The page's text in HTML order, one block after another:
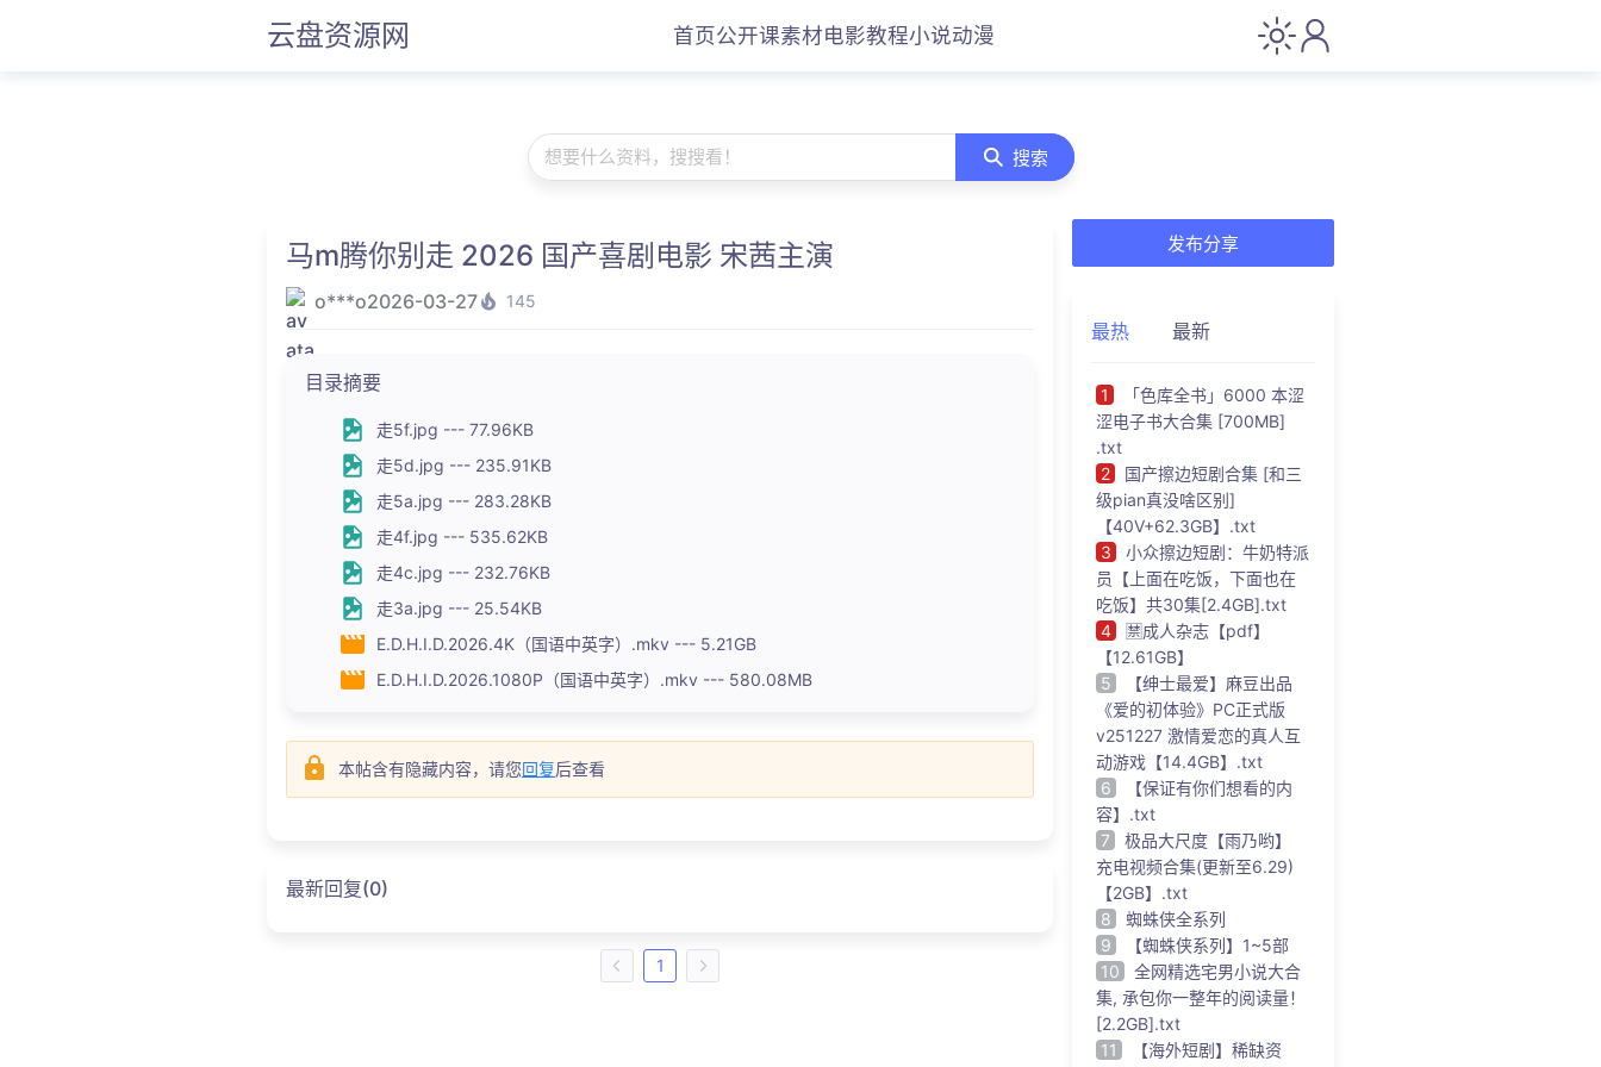
云盘资源网 首页公开课素材电影教程小说动漫
想要什么资料，搜搜看！ 搜索
马m腾你别走 2026 国产喜剧电影 宋茜主演
o***o2026-03-27 145
目录摘要
走5f.jpg --- 77.96KB
走5d.jpg --- 235.91KB
走5a.jpg --- 283.28KB
走4f.jpg --- 535.62KB
走4c.jpg --- 232.76KB
走3a.jpg --- 25.54KB
E.D.H.I.D.2026.4K（国语中英字）.mkv --- 5.21GB
E.D.H.I.D.2026.1080P（国语中英字）.mkv --- 580.08MB
本帖含有隐藏内容，请您回复后查看
最新回复(0)
1
发布分享
最热 最新
1
「色库全书」6000 本涩
涩电子书大合集 [700MB]
.txt
2
国产擦边短剧合集 [和三
级pian真没啥区别]
【40V+62.3GB】.txt
3
小众擦边短剧：牛奶特派
员【上面在吃饭，下面也在
吃饭】共30集[2.4GB].txt
4
🈲成人杂志【pdf】
【12.61GB】
5
【绅士最爱】麻豆出品
《爱的初体验》PC正式版
v251227 激情爱恋的真人互
动游戏【14.4GB】.txt
6
【保证有你们想看的内
容】.txt
7
极品大尺度【雨乃哟】
充电视频合集(更新至6.29)
【2GB】.txt
8
蜘蛛侠全系列
9
【蜘蛛侠系列】1~5部
10
全网精选宅男小说大合
集, 承包你一整年的阅读量！
[2.2GB].txt
11
【海外短剧】稀缺资